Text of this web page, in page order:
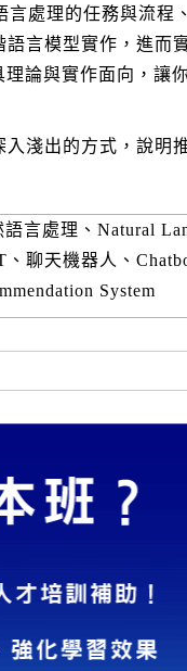
處理的任務與流程
言模型實作，進而
論與實作面向，讓
淺出的方式，說明
言處理、Natural
聊天機器人、
System